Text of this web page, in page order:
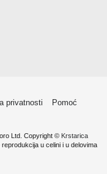
privatnosti
Pomoć
Ltd. Copyright © Krstarica
u celini i u delovima